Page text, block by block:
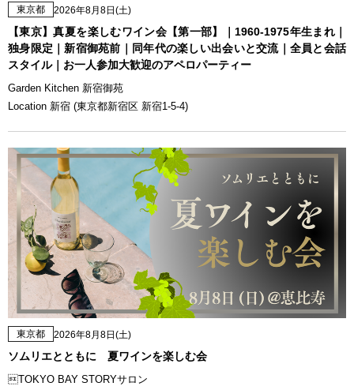
東京都 2026年8月8日(土)
【東京】真夏を楽しむワイン会【第一部】｜1960-1975年生まれ｜
独身限定｜新宿御苑前｜同年代の楽しい出会いと交流｜全員と会話
スタイル｜お一人参加大歓迎のアペロパーティー
Garden Kitchen 新宿御苑
Location 新宿 (東京都新宿区 新宿1-5-4)
東京都 2026年8月8日(土)
ソムリエとともに 夏ワインを楽しむ会
TOKYO BAY STORYサロン